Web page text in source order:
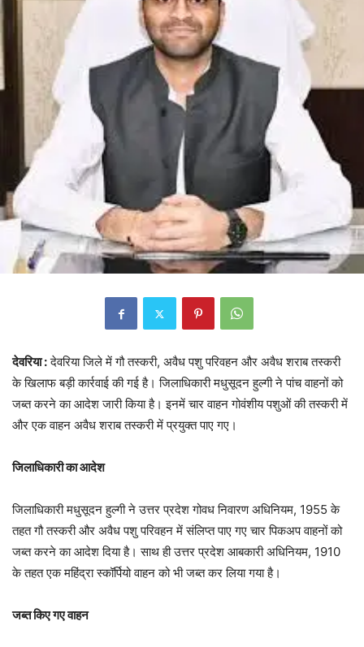
देवरिया :देवरिया जिले में गौ तस्करी, अवैध पशु परिवहन और अवैध शराब तस्करी
के खिलाफ बड़ी कार्रवाई की गई है। जिलाधिकारी मधुसूदन हुल्गी ने पांच वाहनों को
जब्त करने का आदेश जारी किया है। इनमें चार वाहन गोवंशीय पशुओं की तस्करी में
और एक वाहन अवैध शराब तस्करी में प्रयुक्त पाए गए।
जिलाधिकारी का आदेश
जिलाधिकारी मधुसूदन हुल्गी ने उत्तर प्रदेश गोवध निवारण अधिनियम, 1955 के
तहत गौ तस्करी और अवैध पशु परिवहन में संलिप्त पाए गए चार पिकअप वाहनों को
जब्त करने का आदेश दिया है। साथ ही उत्तर प्रदेश आबकारी अधिनियम, 1910
के तहत एक महिंद्रा स्कॉर्पियो वाहन को भी जब्त कर लिया गया है।
जब्त किए गए वाहन